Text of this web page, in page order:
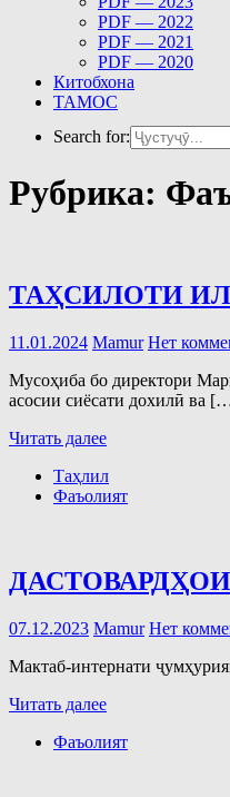
PDF — 2022
PDF — 2021
PDF — 2020
Китобхона
ТАМОС
Search for:
Рубрика:
ТАҲСИЛОТИ
11.01.2024 Mamur Нет
Мусоҳиба бо директори
асосии сиёсати дохилӣ ва
Читать далее
Таҳлил
Фаъолият
07.12.2023 Mamur Нет
Мактаб-интернати
Читать далее
Фаъолият